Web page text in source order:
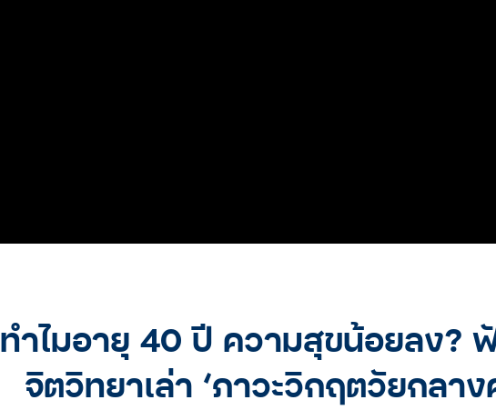
ทำไมอายุ 40 ปี ความสุขน้อยลง?
จิตวิทยาเล่า ‘ภาวะวิกฤตวัยกลาง